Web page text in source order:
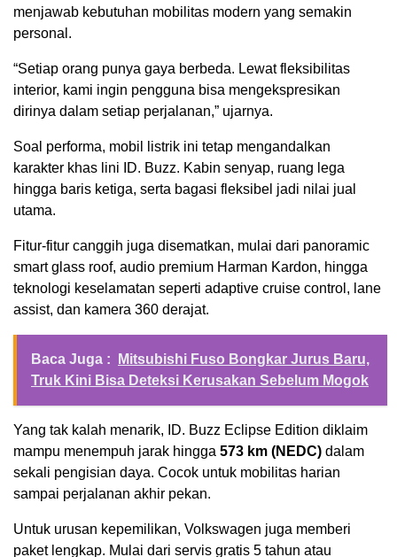
menjawab kebutuhan mobilitas modern yang semakin
personal.
“Setiap orang punya gaya berbeda. Lewat fleksibilitas
interior, kami ingin pengguna bisa mengekspresikan
dirinya dalam setiap perjalanan,” ujarnya.
Soal performa, mobil listrik ini tetap mengandalkan
karakter khas lini ID. Buzz. Kabin senyap, ruang lega
hingga baris ketiga, serta bagasi fleksibel jadi nilai jual
utama.
Fitur-fitur canggih juga disematkan, mulai dari panoramic
smart glass roof, audio premium Harman Kardon, hingga
teknologi keselamatan seperti adaptive cruise control, lane
assist, dan kamera 360 derajat.
Baca Juga :
Mitsubishi Fuso Bongkar Jurus Baru,
Truk Kini Bisa Deteksi Kerusakan Sebelum Mogok
Yang tak kalah menarik, ID. Buzz Eclipse Edition diklaim
mampu menempuh jarak hingga 573 km (NEDC) dalam
sekali pengisian daya. Cocok untuk mobilitas harian
sampai perjalanan akhir pekan.
Untuk urusan kepemilikan, Volkswagen juga memberi
paket lengkap. Mulai dari servis gratis 5 tahun atau